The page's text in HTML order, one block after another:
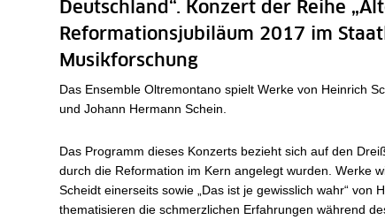
Deutschland“. Konzert der Reihe
Reformationsjubiläum 2017 im
Musikforschung
Das Ensemble Oltremontano spielt Werke von Heinrich
und Johann Hermann Schein.
Das Programm dieses Konzerts bezieht sich auf den
durch die Reformation im Kern angelegt wurden. Werke
Scheidt einerseits sowie „Das ist je gewisslich wahr“ von
thematisieren die schmerzlichen Erfahrungen während